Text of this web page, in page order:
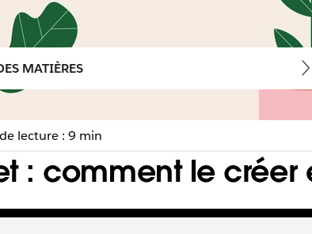
: comment le créer
MATIÈRES
lecture : 9 min